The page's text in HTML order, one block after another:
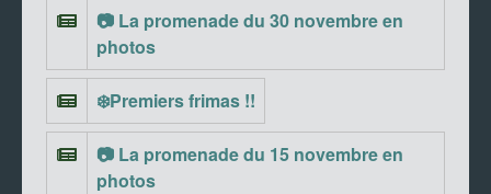
📷 La promenade du 30 novembre en
photos
❄️Premiers frimas !!
📷 La promenade du 15 novembre en
photos